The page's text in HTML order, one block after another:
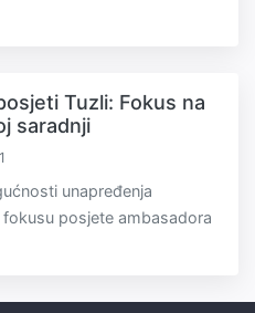
Tuzli: Fokus na
saradnji
unapređenja
posjete ambasadora